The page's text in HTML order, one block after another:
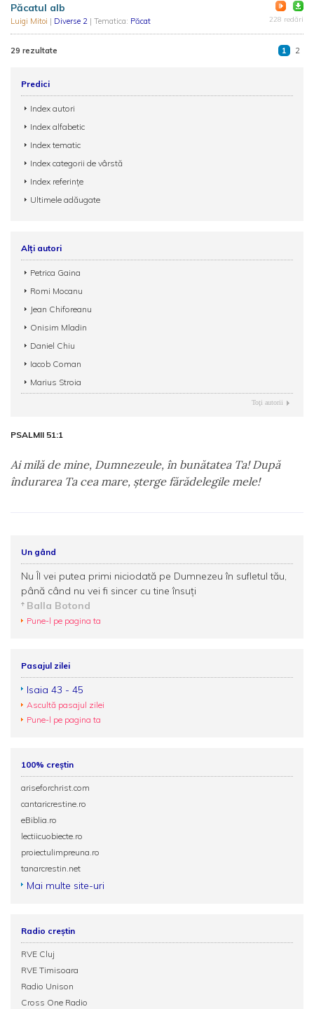
Păcatul alb
Luigi Mitoi | Diverse 2 | Tematica: Păcat 228 redări
29 rezultate 1 2
Predici
Index autori
Index alfabetic
Index tematic
Index categorii de vârstă
Index referințe
Ultimele adăugate
Alți autori
Petrica Gaina
Romi Mocanu
Jean Chiforeanu
Onisim Mladin
Daniel Chiu
Iacob Coman
Marius Stroia
Toţi autorii
PSALMII 51:1
Ai milă de mine, Dumnezeule, în bunătatea Ta! După
îndurarea Ta cea mare, şterge fărădelegile mele!
Un gând
Nu Îl vei putea primi niciodată pe Dumnezeu în sufletul tău,
până când nu vei fi sincer cu tine însuţi
Balla Botond
Pune-l pe pagina ta
Pasajul zilei
Isaia 43 - 45
Ascultă pasajul zilei
Pune-l pe pagina ta
100% creștin
ariseforchrist.com
cantaricrestine.ro
eBiblia.ro
lectiicuobiecte.ro
proiectulimpreuna.ro
tanarcrestin.net
Mai multe site-uri
Radio creștin
RVE Cluj
RVE Timisoara
Radio Unison
Cross One Radio